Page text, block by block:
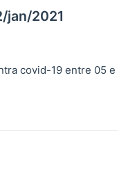
jan/2021
covid-19 entre 05 e